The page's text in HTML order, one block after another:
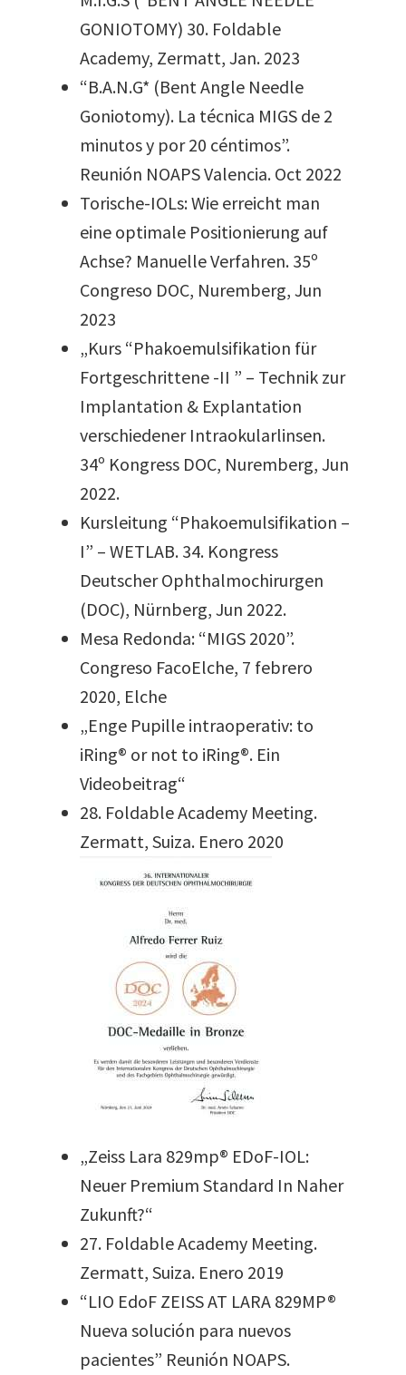
GONIOTOMY) 30. Foldable
Academy, Zermatt, Jan. 2023
“B.A.N.G* (Bent Angle Needle
Goniotomy). La técnica MIGS de 2
minutos y por 20 céntimos”.
Reunión NOAPS Valencia. Oct 2022
Torische-IOLs: Wie erreicht man
eine optimale Positionierung auf
Achse? Manuelle Verfahren. 35º
Congreso DOC, Nuremberg, Jun
2023
„Kurs “Phakoemulsifikation für
Fortgeschrittene -II ” – Technik zur
Implantation & Explantation
verschiedener Intraokularlinsen.
34º Kongress DOC, Nuremberg, Jun
2022.
Kursleitung “Phakoemulsifikation –
I” – WETLAB. 34. Kongress
Deutscher Ophthalmochirurgen
(DOC), Nürnberg, Jun 2022.
Mesa Redonda: “MIGS 2020”.
Congreso FacoElche, 7 febrero
2020, Elche
„Enge Pupille intraoperativ: to
iRing® or not to iRing®. Ein
Videobeitrag“
28. Foldable Academy Meeting.
Zermatt, Suiza. Enero 2020
„Zeiss Lara 829mp® EDoF-IOL:
Neuer Premium Standard In Naher
Zukunft?“
27. Foldable Academy Meeting.
Zermatt, Suiza. Enero 2019
“LIO EdoF ZEISS AT LARA 829MP®
Nueva solución para nuevos
pacientes” Reunión NOAPS.